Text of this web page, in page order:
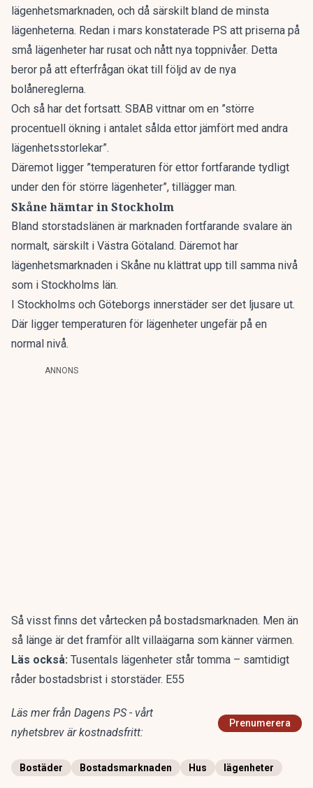
lägenhetsmarknaden, och då särskilt bland de minsta
lägenheterna. Redan i mars konstaterade PS att priserna på
små lägenheter har rusat och nått nya toppnivåer. Detta
beror på att efterfrågan ökat till följd av de nya
bolånereglerna.
Och så har det fortsatt. SBAB vittnar om en ”större
procentuell ökning i antalet sålda ettor jämfört med andra
lägenhetsstorlekar”.
Däremot ligger ”temperaturen för ettor fortfarande tydligt
under den för större lägenheter”, tillägger man.
Skåne hämtar in Stockholm
Bland storstadslänen är marknaden fortfarande svalare än
normalt, särskilt i Västra Götaland. Däremot har
lägenhetsmarknaden i Skåne nu klättrat upp till samma nivå
som i Stockholms län.
I Stockholms och Göteborgs innerstäder ser det ljusare ut.
Där ligger temperaturen för lägenheter ungefär på en
normal nivå.
ANNONS
Så visst finns det vårtecken på bostadsmarknaden. Men än
så länge är det framför allt villaägarna som känner värmen.
Läs också: Tusentals lägenheter står tomma – samtidigt
råder bostadsbrist i storstäder. E55
Läs mer från Dagens PS - vårt
nyhetsbrev är kostnadsfritt:
Prenumerera
Bostäder Bostadsmarknaden Hus lägenheter